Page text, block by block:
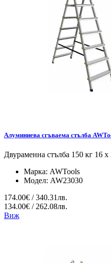
Алуминиева сгъваема стълба
Двураменна стълба 150 кг 16
Марка: AWTools
Модел: AW23030
174.00€ / 340.31лв.
134.00€ / 262.08лв.
Виж